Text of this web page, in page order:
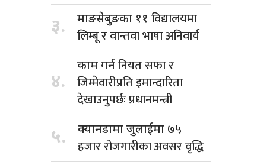
३. माङसेबुङका ११ विद्यालयमा
लिम्बू र वान्तवा भाषा अनिवार्य
४.
काम गर्ननियत सफा र
जिम्मेवारीप्रति इमान्दारिता
देखाउनुपर्छः प्रधानमन्त्री
५. क्यानडामा जुलाईमा ७५
हजार रोजगारीका अवसर वृद्धि